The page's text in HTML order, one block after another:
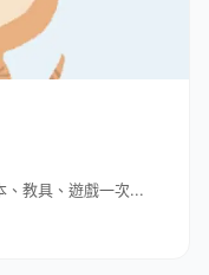
教具、遊戲一次...